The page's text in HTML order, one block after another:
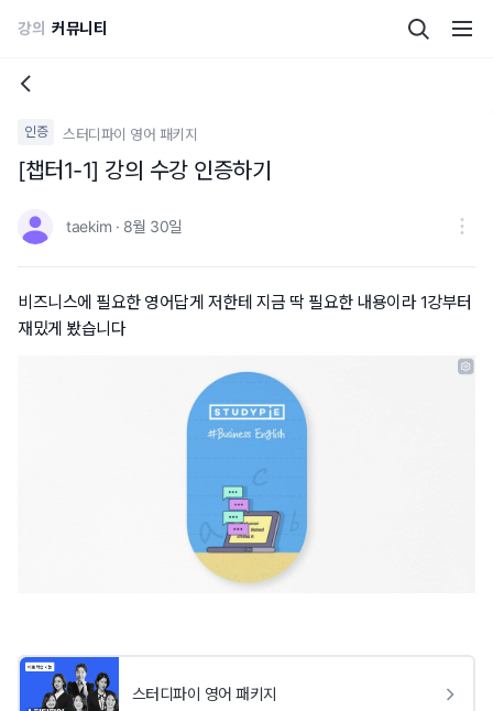
강의 커뮤니티
인증 스터디파이 영어 패키지
[챕터1-1] 강의 수강 인증하기
taekim · 8월 30일
비즈니스에 필요한 영어답게 저한테 지금 딱 필요한 내용이라 1강부터
재밌게 봤습니다
스터디파이 영어 패키지